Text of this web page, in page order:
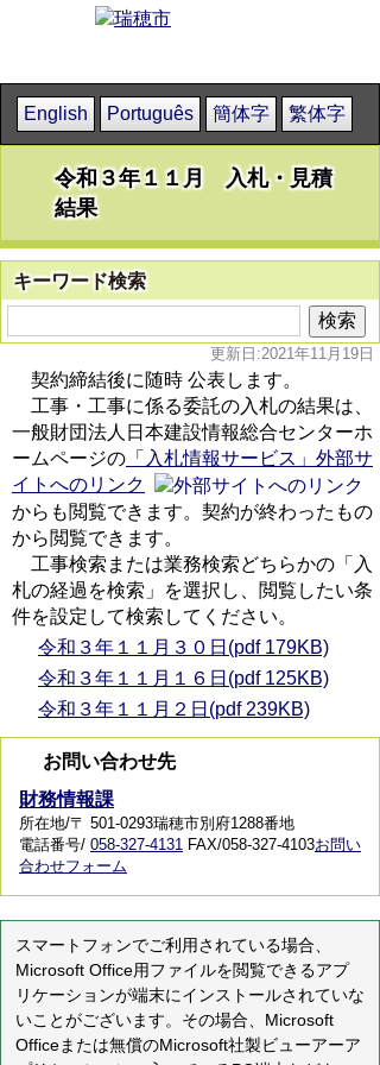
English Português 簡体字 繁体字
令和３年１１月 入札・見積
結果
キーワード検索
更新日:2021年11月19日
契約締結後に随時 公表します。
工事・工事に係る委託の入札の結果は、
一般財団法人日本建設情報総合センターホ
ームページの 「入札情報サービス」外部サ
イトへのリンク
からも閲覧できます。契約が終わったもの
から閲覧できます。
工事検索または業務検索どちらかの「入
札の経過を検索」を選択し、閲覧したい条
件を設定して検索してください。
令和３年１１月３０日(pdf 179KB)
令和３年１１月１６日(pdf 125KB)
令和３年１１月２日(pdf 239KB)
お問い合わせ先
財務情報課
所在地/〒 501-0293瑞穂市別府1288番地
電話番号/ 058-327-4131 FAX/058-327-4103お問い
合わせフォーム
スマートフォンでご利用されている場合、
Microsoft Office用ファイルを閲覧できるアプ
リケーションが端末にインストールされていな
いことがございます。その場合、Microsoft
Officeまたは無償のMicrosoft社製ビューアーア